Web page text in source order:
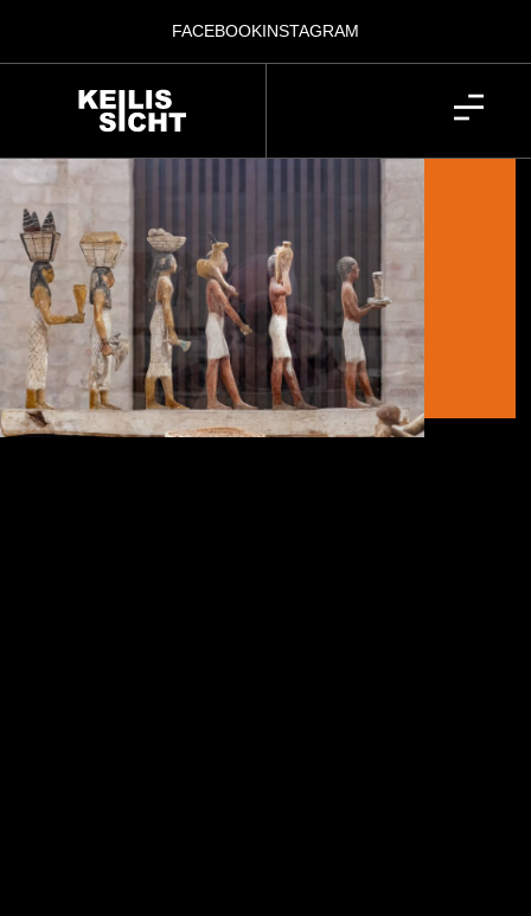
FACEBOOKINSTAGRAM